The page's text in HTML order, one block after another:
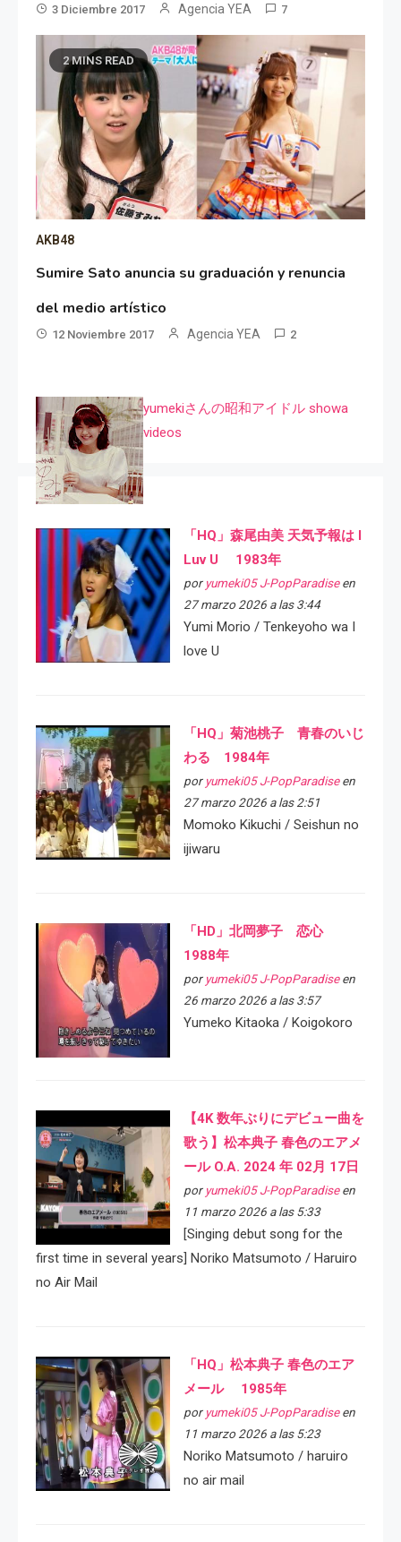
3 Diciembre 2017 Agencia YEA 7
2 MINS READ
AKB48
Sumire Sato anuncia su graduación y renuncia
del medio artístico
12 Noviembre 2017 Agencia YEA 2
yumekiさんの昭和アイドル showa
videos
「HQ」森尾由美 天気予報は I
Luv U 1983年
por yumeki05 J-PopParadiseen
27 marzo 2026 a las 3:44
Yumi Morio / Tenkeyoho wa I
love U
「HQ」菊池桃子 青春のいじ
わる 1984年
por yumeki05 J-PopParadiseen
27 marzo 2026 a las 2:51
Momoko Kikuchi / Seishun no
ijiwaru
「HD」北岡夢子 恋心
1988年
por yumeki05 J-PopParadiseen
26 marzo 2026 a las 3:57
Yumeko Kitaoka / Koigokoro
【4K 数年ぶりにデビュー曲を
歌う】松本典子 春色のエアメ
ール O.A. 2024 年 02月 17日
por yumeki05 J-PopParadiseen
11 marzo 2026 a las 5:33
[Singing debut song for the
first time in several years] Noriko Matsumoto / Haruiro
no Air Mail
「HQ」松本典子 春色のエア
メール 1985年
por yumeki05 J-PopParadiseen
11 marzo 2026 a las 5:23
Noriko Matsumoto / haruiro
no air mail